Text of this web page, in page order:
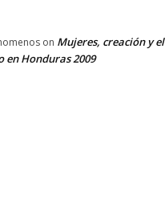
on Mujeres, creación y el
en Honduras 2009